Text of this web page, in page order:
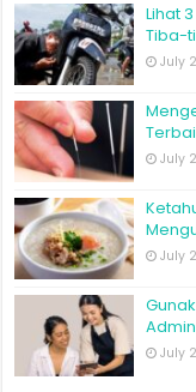
Lihat
Tiba-
July
July
July
July